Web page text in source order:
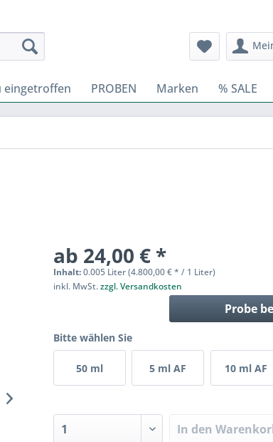
eingetroffen PROBEN Marken % SALE
ab 24,00 € *
Inhalt:0.005 Liter (4.800,00 € * / 1 Liter)
inkl. MwSt.zzgl. Versandkosten
Probe
Bitte wählen Sie
50 ml 5 ml AF 10 ml AF
In den